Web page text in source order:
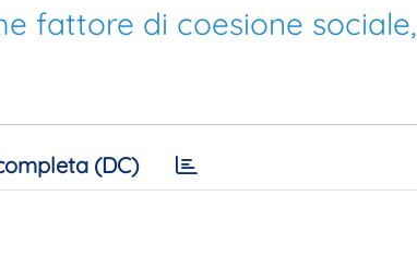
fattore di coesione sociale,
(DC)